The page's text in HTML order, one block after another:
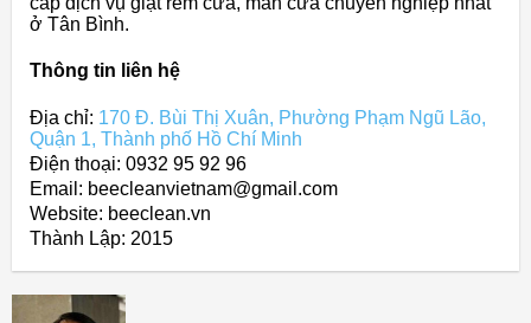
ở Tân Bình.
Thông tin liên hệ
Địa chỉ: 170 Đ. Bùi Thị Xuân, Phường Phạm Ngũ Lão,
Quận 1, Thành phố Hồ Chí Minh
Điện thoại: 0932 95 92 96
Email: beecleanvietnam@gmail.com
Website: beeclean.vn
Thành Lập: 2015